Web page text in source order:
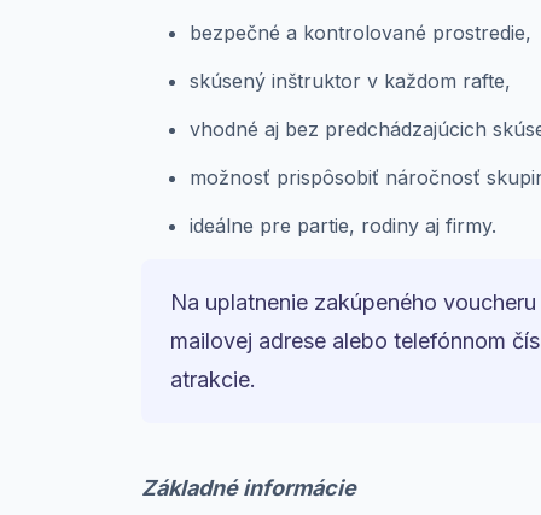
bezpečné a kontrolované prostredie,
skúsený inštruktor v každom rafte,
vhodné aj bez predchádzajúcich
možnosť prispôsobiť náročnosť
ideálne pre partie, rodiny aj firmy.
Na uplatnenie zakúpeného
mailovej adrese alebo telefónnom
atrakcie.
Základné informácie